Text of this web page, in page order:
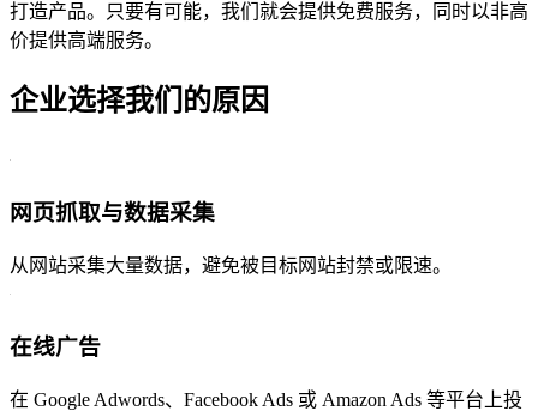
打造产品。只要有可能，我们就会提供免费服务，同时以非高
价提供高端服务。
企业选择我们的原因
网页抓取与数据采集
从网站采集大量数据，避免被目标网站封禁或限速。
在线广告
在 Google Adwords、Facebook Ads 或 Amazon Ads 等平台上投